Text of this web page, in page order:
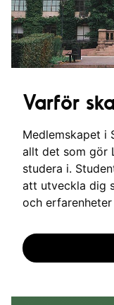
Varför
Medlemskapet i
allt det som gör
studera i.
att utveckla dig
och